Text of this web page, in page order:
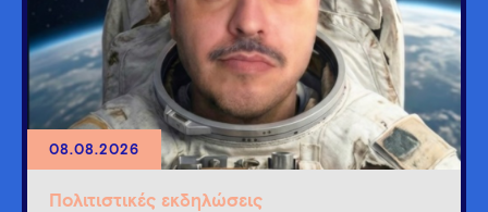
08.08.2026
Πολιτιστικές εκδηλώσεις